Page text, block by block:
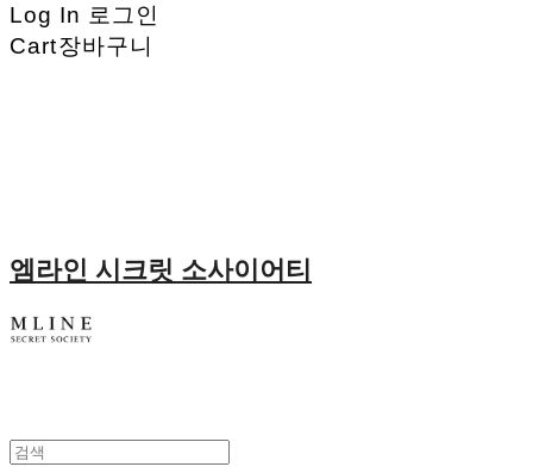
Log In 로그인
Cart장바구니
엠라인 시크릿 소사이어티